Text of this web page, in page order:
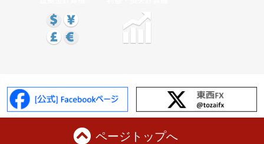
ページトップへ